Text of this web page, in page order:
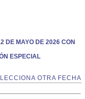
DE MAYO DE 2026 CON
ESPECIAL
OTRA FECHA